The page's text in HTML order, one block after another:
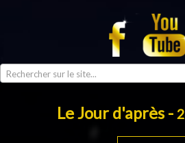
Rechercher sur le site...
Le Jour d'après -